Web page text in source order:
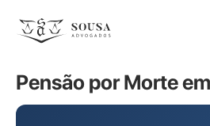
Pensão por Morte